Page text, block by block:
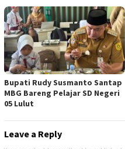
Bupati Rudy Susmanto Santap
MBG Bareng Pelajar SD Negeri
05 Lulut
Leave a Reply